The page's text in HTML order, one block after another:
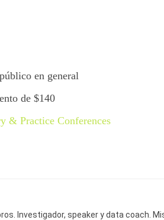
en general
de $140
& Practice Conferences
Investigador, speaker y data coach.